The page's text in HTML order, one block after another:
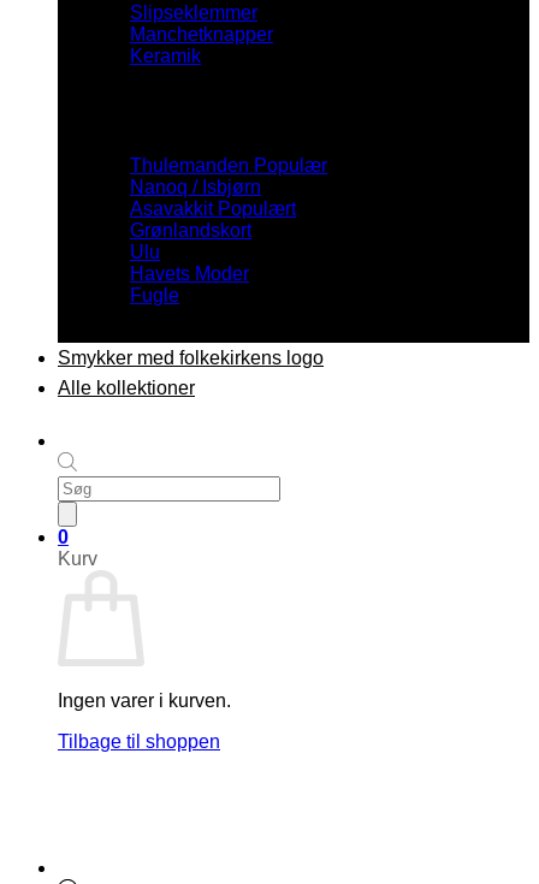
Products
search
0
Kurv
Ingen varer i kurven.
Tilbage til shoppen
Slipseklemmer
Manchetknapper
Keramik
Thulemanden
Nanoq / Isbjørn
Asavakkit
Grønlandskort
Ulu
Havets Moder
Fugle
Smykker med folkekirkens logo
Alle kollektioner